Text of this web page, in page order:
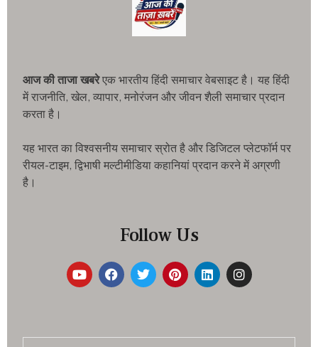
आज की ताजा खबरेएक भारतीय हिंदी समाचार वेबसाइट है। यह हिंदी
में राजनीति, खेल, व्यापार, मनोरंजन और जीवन शैली समाचार प्रदान
करता है।
यह भारत का विश्वसनीय समाचार स्रोत है और डिजिटल प्लेटफॉर्म पर
रीयल-टाइम, द्विभाषी मल्टीमीडिया कहानियां प्रदान करने में अग्रणी
है।
Follow Us